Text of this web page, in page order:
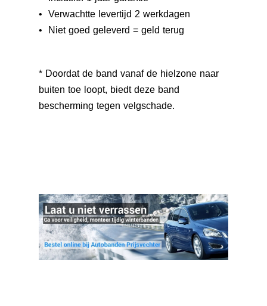
• Verwachtte levertijd 2 werkdagen
• Niet goed geleverd = geld terug
* Doordat de band vanaf de hielzone naar
buiten toe loopt, biedt deze band
bescherming tegen velgschade.